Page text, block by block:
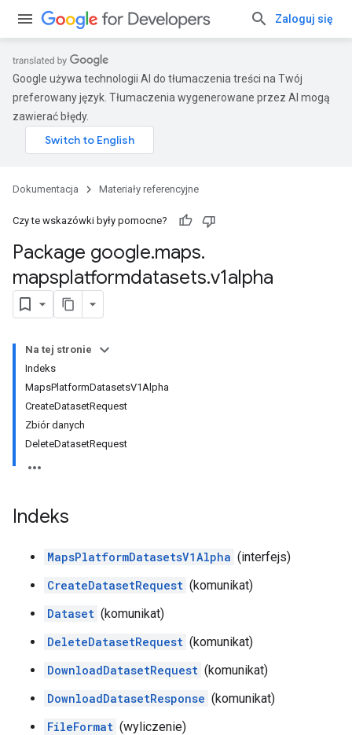
Zaloguj się
Google używa technologii AI do tłumaczenia treści na Twój
preferowany język. Tłumaczenia wygenerowane przez AI mogą
zawierać błędy.
Dokumentacja Materiały referencyjne
Czy te wskazówki były pomocne?
Package google.maps.
mapsplatformdatasets.v1alpha
Na tej stronie
Indeks
MapsPlatformDatasetsV1Alpha
CreateDatasetRequest
Zbiór danych
DeleteDatasetRequest
Indeks
MapsPlatformDatasetsV1Alpha (interfejs)
CreateDatasetRequest (komunikat)
Dataset (komunikat)
DeleteDatasetRequest (komunikat)
DownloadDatasetRequest (komunikat)
DownloadDatasetResponse (komunikat)
FileFormat (wyliczenie)